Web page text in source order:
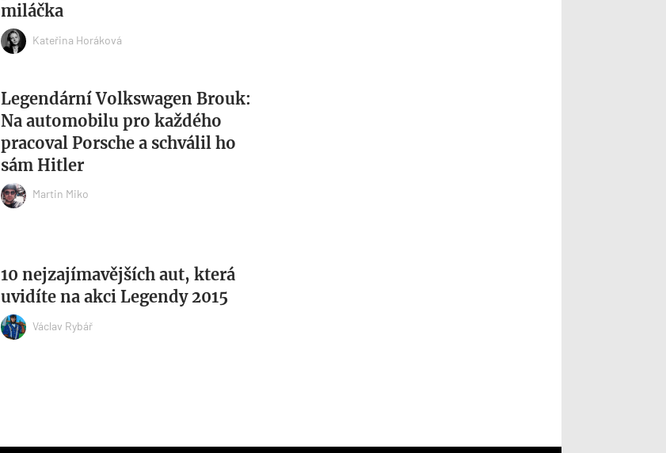
miláčka
Kateřina Horáková
Legendární Volkswagen Brouk:
Na automobilu pro každého
pracoval Porsche a schválil ho
sám Hitler
Martin Miko
10 nejzajímavějších aut, která
uvidíte na akci Legendy 2015
Václav Rybář